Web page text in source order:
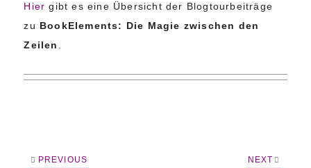
Hier gibt es eine Übersicht der Blogtourbeiträge
zu BookElements: Die Magie zwischen den
Zeilen .
PREVIOUS NEXT